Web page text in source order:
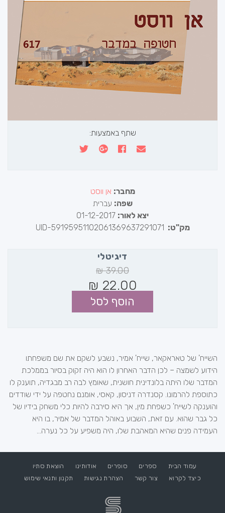
שתף באמצעות:
מחבר: אן ווסט
שפה: עברית
יצא לאור:
מק"ט:
דיגיטלי
39.00
₪
22.00
₪
הוסף לסל
השייח' של טאראקאר, שייח' אמיר, נשבע לשקם את שם משפחתו
הידוע לשמצה – לכן הדבר האחרון לו הוא היה זקוק בסיור בממלכת
המדבר שלו היתה בלונדינית חושנית, שאומץ לבה רב מבגדיה, תוענק לו
כתוספת להרמונו. קסנדרה דניסון, קאסי, אומנם נחטפה על ידי שודדים
והוענקה לשייח' כשפחת מין, אך היא סירבה להיות כלי משחק בידיו של
כל גבר שהוא. עם זאת, השבוע באוהל המדבר של אמיר, בו היא
העמידה פנים שהיא המאהבת שלו, היה משפיע על כל נערה...
עמוד הבית ספרים סופרים אודותינו
הוצאת סתיו
כיצד לקרוא
צור קשר הצהרת נגישות תקנון ותנאי שימוש